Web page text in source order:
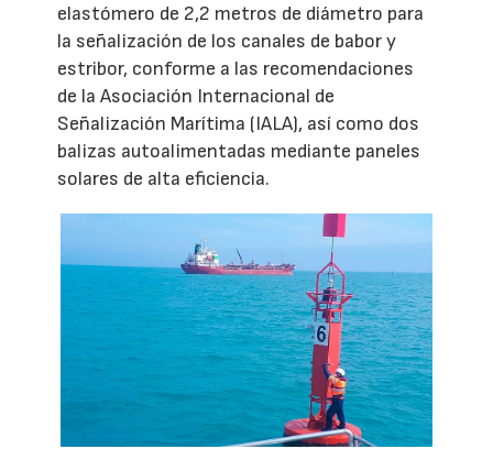
elastómero de 2,2 metros de diámetro para
la señalización de los canales de babor y
estribor, conforme a las recomendaciones
de la Asociación Internacional de
Señalización Marítima (IALA), así como dos
balizas autoalimentadas mediante paneles
solares de alta eficiencia.